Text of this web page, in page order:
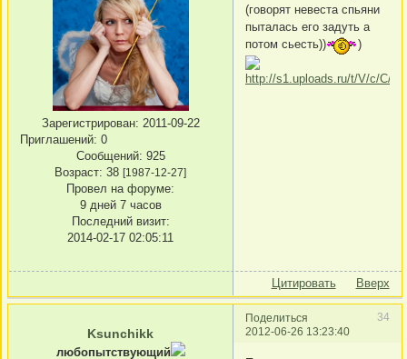
Зарегистрирован: 2011-09-22
Приглашений: 0
Сообщений: 925
Возраст: 38 [1987-12-27]
Провел на форуме:
9 дней 7 часов
Последний визит:
2014-02-17 02:05:11
(говорят невеста спьяни
пыталась его задуть а
потом сьесть))
)
Цитировать Вверх
Поделиться
34
2012-06-26 13:23:40
Ksunchikk
любопытствующий